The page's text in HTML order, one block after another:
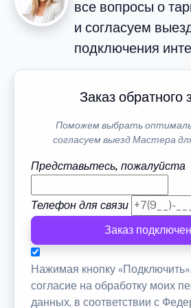
все вопросы о
и согласуем
подключения
Заказ обратного
Поможем выбрать
согласуем выезд Мастера
Представьтесь, пожалуйста
Телефон для связи
Заказ
Нажимая кнопку
согласие на обработку моих
данных, в соответствии с